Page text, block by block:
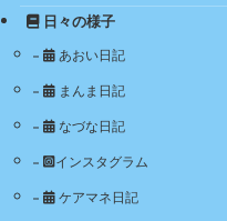
日々の様子
あおい日記
まんま日記
なづな日記
インスタグラム
ケアマネ日記